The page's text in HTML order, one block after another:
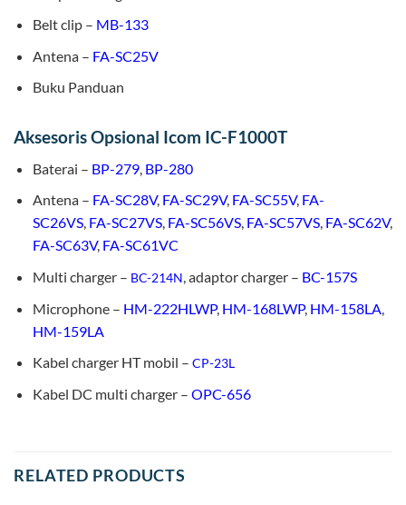
Belt clip – MB-133
Antena – FA-SC25V
Buku Panduan
Aksesoris Opsional Icom IC-F1000T
Baterai – BP-279, BP-280
Antena – FA-SC28V, FA-SC29V, FA-SC55V, FA-
SC26VS, FA-SC27VS, FA-SC56VS, FA-SC57VS, FA-SC62V,
FA-SC63V, FA-SC61VC
Multi charger – BC-214N, adaptor charger – BC-157S
Microphone – HM-222HLWP, HM-168LWP, HM-158LA
HM-159LA
Kabel charger HT mobil – CP-23L
Kabel DC multi charger – OPC-656
RELATED PRODUCTS